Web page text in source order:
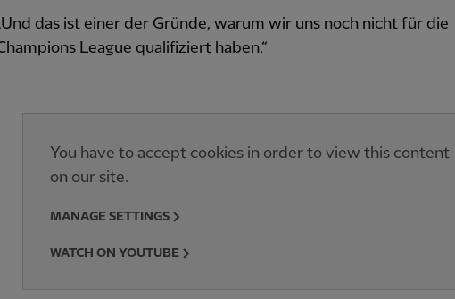
das ist einer der Gründe, warum wir uns noch nicht für die
League qualifiziert haben.“
You have to accept cookies in order to view this content
on our site.
MANAGE SETTINGS
WATCH ON YOUTUBE